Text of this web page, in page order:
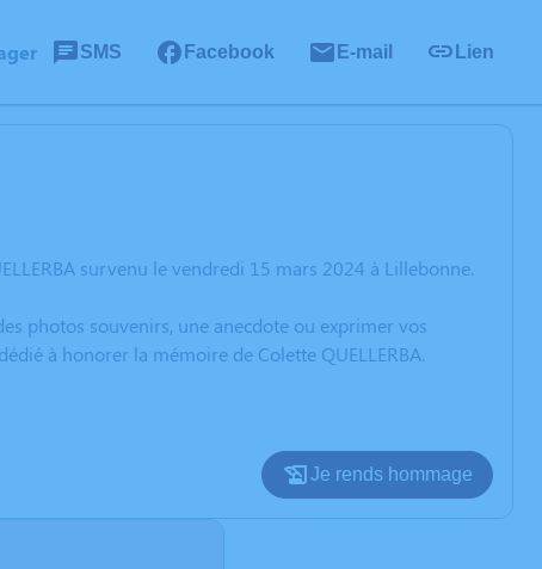
SMS Facebook E-mail Lien
survenu le vendredi 15 mars 2024 à Lillebonne.
photos souvenirs, une anecdote ou exprimer vos
à honorer la mémoire de Colette QUELLERBA.
Je rends hommage